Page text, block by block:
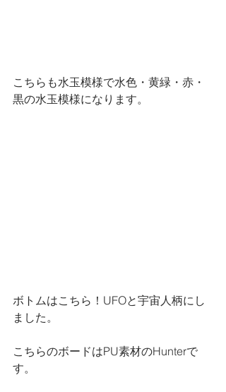
こちらも水玉模様で水色・黄緑・赤・
黒の水玉模様になります。
ボトムはこちら！UFOと宇宙人柄にし
ました。
こちらのボードはPU素材のHunterで
す。